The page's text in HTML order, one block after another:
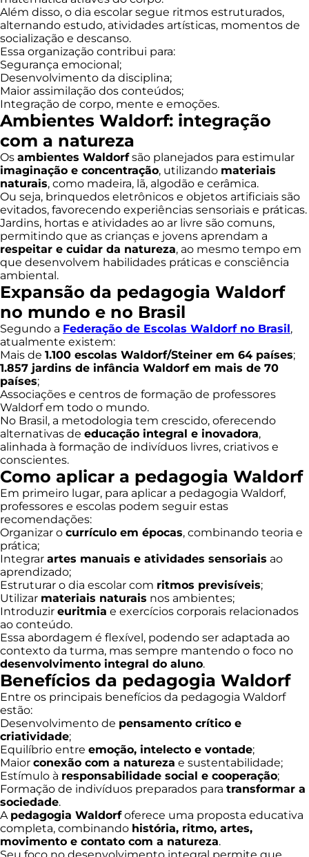
Além disso, o dia escolar segue ritmos estruturados,
alternando estudo, atividades artísticas, momentos de
socialização e descanso.
Essa organização contribui para:
Segurança emocional;
Desenvolvimento da disciplina;
Maior assimilação dos conteúdos;
Integração de corpo, mente e emoções.
Ambientes Waldorf: integração
com a natureza
Os ambientes Waldorfsão planejados para estimular
imaginação e concentração, utilizando materiais
naturais, como madeira, lã, algodão e cerâmica.
Ou seja, brinquedos eletrônicos e objetos artificiais são
evitados, favorecendo experiências sensoriais e práticas.
Jardins, hortas e atividades ao ar livre são comuns,
permitindo que as crianças e jovens aprendam a
respeitar e cuidar da natureza, ao mesmo tempo em
que desenvolvem habilidades práticas e consciência
ambiental.
Expansão da pedagogia Waldorf
no mundo e no Brasil
Segundo a Federação de Escolas Waldorf no Brasil,
atualmente existem:
Mais de 1.100 escolas Waldorf/Steiner em 64 países;
1.857 jardins de infância Waldorf em mais de 70
países;
Associações e centros de formação de professores
Waldorf em todo o mundo.
No Brasil, a metodologia tem crescido, oferecendo
alternativas de educação integral e inovadora,
alinhada à formação de indivíduos livres, criativos e
conscientes.
Como aplicar a pedagogia Waldorf
Em primeiro lugar, para aplicar a pedagogia Waldorf,
professores e escolas podem seguir estas
recomendações:
Organizar o currículo em épocas, combinando teoria e
prática;
Integrar artes manuais e atividades sensoriais ao
aprendizado;
Estruturar o dia escolar com ritmos previsíveis;
Utilizar materiais naturais nos ambientes;
Introduzir euritmia e exercícios corporais relacionados
ao conteúdo.
Essa abordagem é flexível, podendo ser adaptada ao
contexto da turma, mas sempre mantendo o foco no
desenvolvimento integral do aluno.
Benefícios da pedagogia Waldorf
Entre os principais benefícios da pedagogia Waldorf
estão:
Desenvolvimento de pensamento crítico e
criatividade;
Equilíbrio entre emoção, intelecto e vontade;
Maior conexão com a natureza e sustentabilidade;
Estímulo à responsabilidade social e cooperação;
Formação de indivíduos preparados para transformar a
sociedade.
A pedagogia Waldorfoferece uma proposta educativa
completa, combinando história, ritmo, artes,
movimento e contato com a natureza.